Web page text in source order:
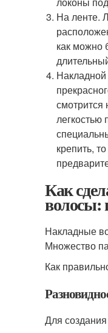
На ленте.
как можно
смотрится
легкостью
крепить,
Как
волосы:
Накладные
Множество
Как
Для